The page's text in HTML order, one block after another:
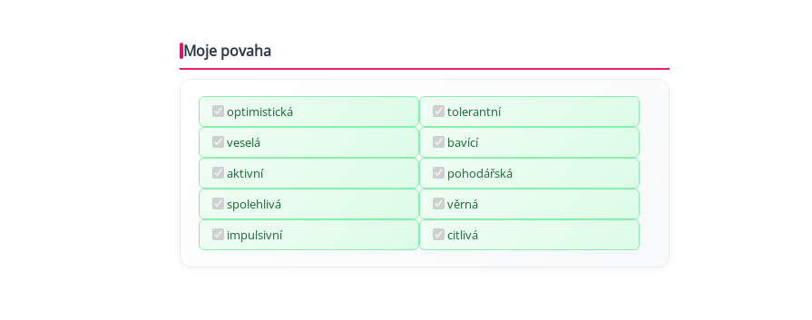
Moje povaha
optimistická
tolerantní
veselá
bavící
aktivní
pohodářská
spolehlivá
věrná
impulsivní
citlivá